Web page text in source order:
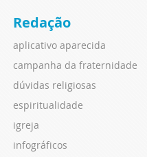
Redação
aplicativo aparecida
campanha da fraternidade
dúvidas religiosas
espiritualidade
igreja
infográficos